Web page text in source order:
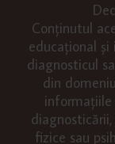
Conținutul
educațional
diagnosticul
din
fizice sau